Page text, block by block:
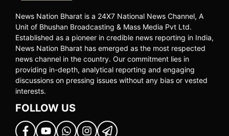
News Nation Bharat is a 24X7 National News Channel, A
Unit of Bhushan Broadcasting & Mass Media Pvt Ltd.
Established as a pioneer in credible news reporting in India,
News Nation Bharat has emerged as the most respected
news channel in the country. Our commitment lies in
providing in-depth, analytical reporting and engaging
discussions on pressing issues without any bias or vested
interests.
FOLLOW US